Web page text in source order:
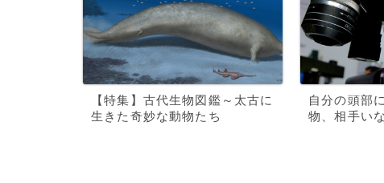
【特集】古代生物図鑑～太古に
生きた奇妙な動物たち
自分の頭部
物、相手い